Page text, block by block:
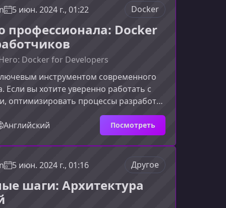
запросов.Чему вы научитесь
построен так, чтобы вы могли
к профессиональн
5 июн. 2024 г., 01:22 Docker
профессионала: Docker
Docker for Developers
инструментом современного
Если вы хотите уверенно работать с
оптимизировать процессы разработки
профессиональную ценность, этот
пройти путь от полного новичка до
и встроить Docker в ежедневный
вы узнаете на курсеКурс
цикл работы с Docker — от базовой
самостоятельной сборки и публикации
Английский Посмотреть
5 июн. 2024 г., 01:16 Другое
шаги: Архитектура